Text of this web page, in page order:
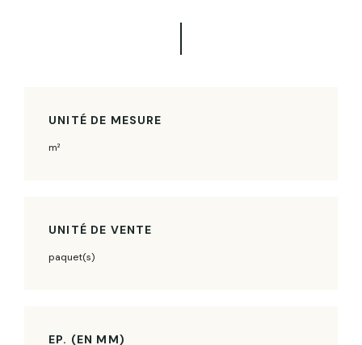
UNITÉ DE MESURE
m²
UNITÉ DE VENTE
paquet(s)
EP. (EN MM)